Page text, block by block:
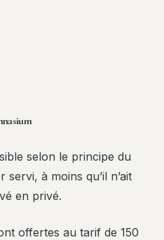
selon le principe du
à moins qu’il n’ait
en privé.
offertes au tarif de 150